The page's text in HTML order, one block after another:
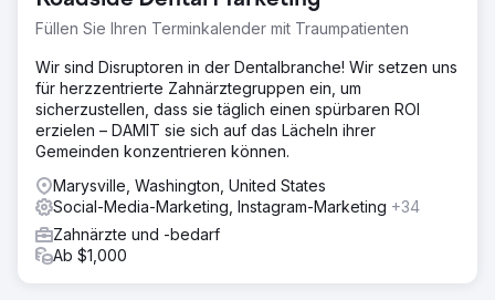
Füllen Sie Ihren Terminkalender mit Traumpatienten
Wir sind Disruptoren in der Dentalbranche! Wir setzen uns
für herzzentrierte Zahnärztegruppen ein, um
sicherzustellen, dass sie täglich einen spürbaren ROI
erzielen – DAMIT sie sich auf das Lächeln ihrer
Gemeinden konzentrieren können.
Marysville, Washington, United States
Social-Media-Marketing, Instagram-Marketing +34
Zahnärzte und -bedarf
Ab $1,000